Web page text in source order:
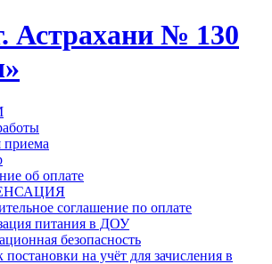
№ 130
приема
об оплате
соглашение по оплате
питания в ДОУ
безопасность
постановки на учёт для зачисления в